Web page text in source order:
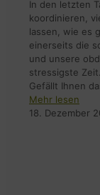
In den letzten
koordinieren,
lassen, wie es
einerseits die
und unsere
stressigste
Gefällt Ihnen
Mehr lesen
18. Dezember